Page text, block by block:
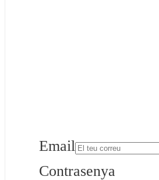
Email
Contrasenya